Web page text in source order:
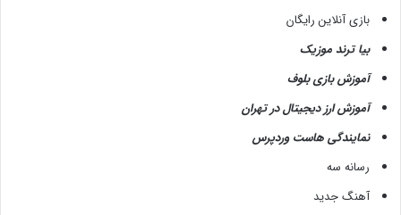
بازی آنلاین رایگان
بیا ترند موزیک
آموزش بازی بلوف
آموزش ارز دیجیتال در تهران
نمایندگی هاست وردپرس
رسانه سه
آهنگ جدید